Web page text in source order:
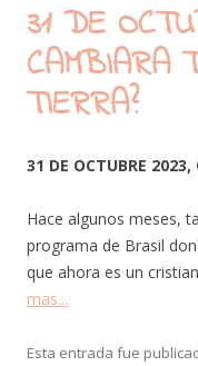
31 DE
CAMBIARA
TIERRA?
31 DE OCTUBRE
Hace algunos meses,
programa de Brasil
que ahora es un
mas...
Esta entrada fue